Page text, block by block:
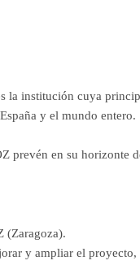
la institución cuya
y el mundo entero.
prevén en su horizonte
(Zaragoza).
y ampliar el